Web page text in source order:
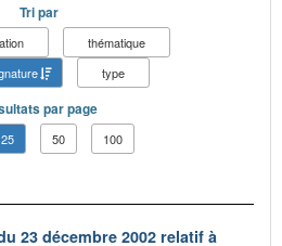
Tri par
thématique
type
par page
25 50 100
23 décembre 2002 relatif à